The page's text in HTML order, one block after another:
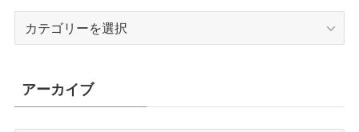
ー
アーカイブ